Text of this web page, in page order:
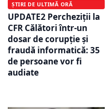
ȘTIRI DE ULTIMĂ ORĂ
UPDATE2 Percheziții la
CFR Călători într-un
dosar de corupție și
fraudă informatică: 35
de persoane vor fi
audiate